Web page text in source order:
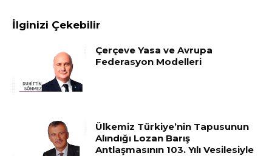
İlginizi Çekebilir
Çerçeve Yasa ve Avrupa
Federasyon Modelleri
Ülkemiz Türkiye’nin Tapusunun
Alındığı Lozan Barış
Antlaşmasının 103. Yılı Vesilesiyle